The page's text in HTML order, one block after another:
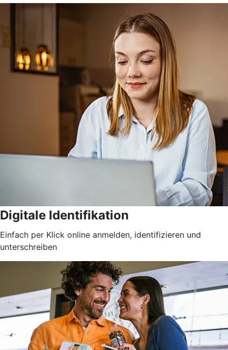
Digitale Identifikation
Einfach per Klick online anmelden, identifizieren und
unterschreiben